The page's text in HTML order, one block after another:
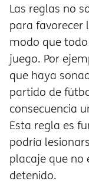
Las reglas no
para favorecer
modo que
juego. Por
que haya
partido de
consecuencia
Esta regla es
podría
placaje que no
detenido.